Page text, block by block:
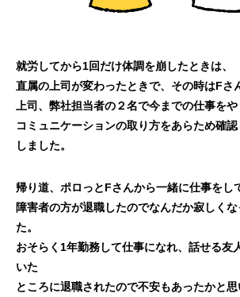
就労してから1回だけ体調を崩したときは、
直属の上司が変わったときで、その時はFさ
上司、弊社担当者の２名で今までの仕事を
コミュニケーションの取り方をあらため確認
しました。
帰り道、ポロっとFさんから一緒に仕事をし
障害者の方が退職したのでなんだか寂しく
た。
おそらく1年勤務して仕事になれ、話せる友
いた
ところに退職されたので不安もあったかと思